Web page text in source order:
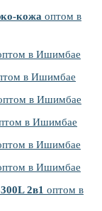
кожа оптом в
в Ишимбае
в Ишимбае
в Ишимбае
в Ишимбае
в Ишимбае
в Ишимбае
2в1 оптом в